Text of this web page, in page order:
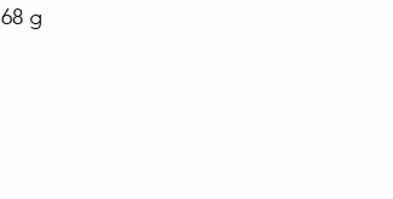
68 g